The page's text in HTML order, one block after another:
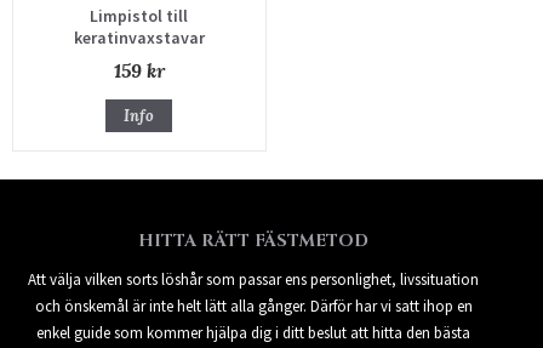
Limpistol till
keratinvaxstavar
159 kr
Info
HITTA RÄTT FÄSTMETOD
Att välja vilken sorts löshår som passar ens personlighet, livssituation
och önskemål är inte helt lätt alla gånger. Därför har vi satt ihop en
enkel guide som kommer hjälpa dig i ditt beslut att hitta den bästa